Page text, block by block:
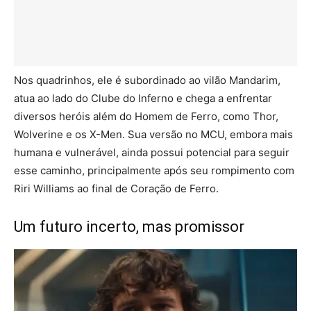
Nos quadrinhos, ele é subordinado ao vilão Mandarim,
atua ao lado do Clube do Inferno e chega a enfrentar
diversos heróis além do Homem de Ferro, como Thor,
Wolverine e os X-Men. Sua versão no MCU, embora mais
humana e vulnerável, ainda possui potencial para seguir
esse caminho, principalmente após seu rompimento com
Riri Williams ao final de Coração de Ferro.
Um futuro incerto, mas promissor